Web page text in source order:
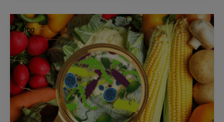
Blog
¿Están
aumentando
las
enfermedades
de
transmisión
alimentaria?
Cómo
evitarlas.